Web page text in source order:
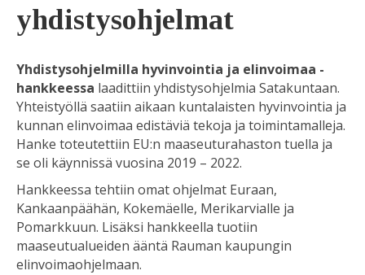
yhdistysohjelmat
Yhdistysohjelmilla hyvinvointia ja elinvoimaa -
hankkeessa laadittiin yhdistysohjelmia Satakuntaan.
Yhteistyöllä saatiin aikaan kuntalaisten hyvinvointia ja
kunnan elinvoimaa edistäviä tekoja ja toimintamalleja.
Hanke toteutettiin EU:n maaseuturahaston tuella ja
se oli käynnissä vuosina 2019 – 2022.
Hankkeessa tehtiin omat ohjelmat Euraan,
Kankaanpäähän, Kokemäelle, Merikarvialle ja
Pomarkkuun. Lisäksi hankkeella tuotiin
maaseutualueiden ääntä Rauman kaupungin
elinvoimaohjelmaan.